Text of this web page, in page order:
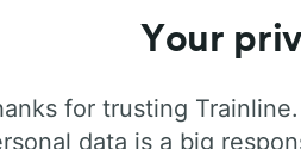
bagasje.
billigere når du bestiller på
på dagen. Start et søk i
prisene.
Your
for trusting
data is a big